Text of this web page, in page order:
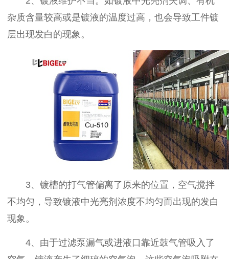
杂质含量较高或是镀液的温度过高，也会导致工件镀
层出现发白的现象。
3、镀槽的打气管偏离了原来的位置，空气搅拌
不均匀，导致镀液中光亮剂浓度不均匀而出现的发白
现象。
4、由于过滤泵漏气或进液口靠近鼓气管吸入了